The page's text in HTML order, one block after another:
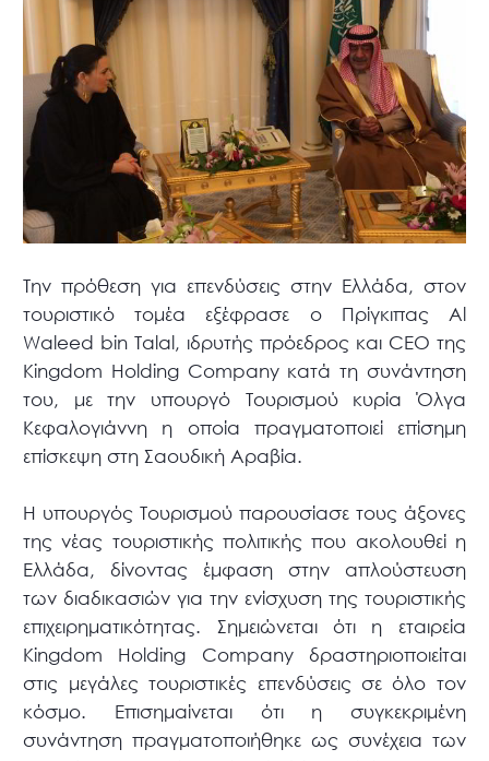
Την πρόθεση για επενδύσεις στην Ελλάδα, στον
τουριστικό τομέα εξέφρασε ο Πρίγκιπας Al
Waleed bin Talal, ιδρυτής πρόεδρος και CEO της
Kingdom Holding Company κατά τη συνάντηση
του, με την υπουργό Τουρισμού κυρία Όλγα
Κεφαλογιάννη η οποία πραγματοποιεί επίσημη
επίσκεψη στη Σαουδική Αραβία.
Η υπουργός Τουρισμού παρουσίασε τους άξονες
της νέας τουριστικής πολιτικής που ακολουθεί η
Ελλάδα, δίνοντας έμφαση στην απλούστευση
των διαδικασιών για την ενίσχυση της τουριστικής
επιχειρηματικότητας. Σημειώνεται ότι η εταιρεία
Kingdom Holding Company δραστηριοποιείται
στις μεγάλες τουριστικές επενδύσεις σε όλο τον
κόσμο. Επισημαίνεται ότι η συγκεκριμένη
συνάντηση πραγματοποιήθηκε ως συνέχεια των